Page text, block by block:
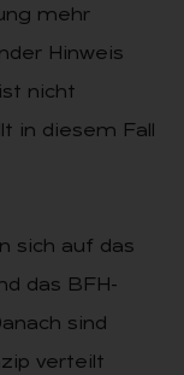
mehr
Hinweis
nicht
in diesem Fall
sich auf das
das BFH-
sind
verteilt